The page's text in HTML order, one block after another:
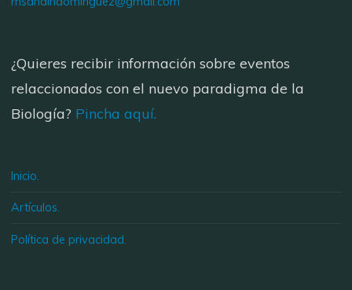
¿Quieres recibir información sobre eventos
relaccionados con el nuevo paradigma de la
Biología? Pincha aquí.
Inicio.
Artículos.
Política de privacidad.